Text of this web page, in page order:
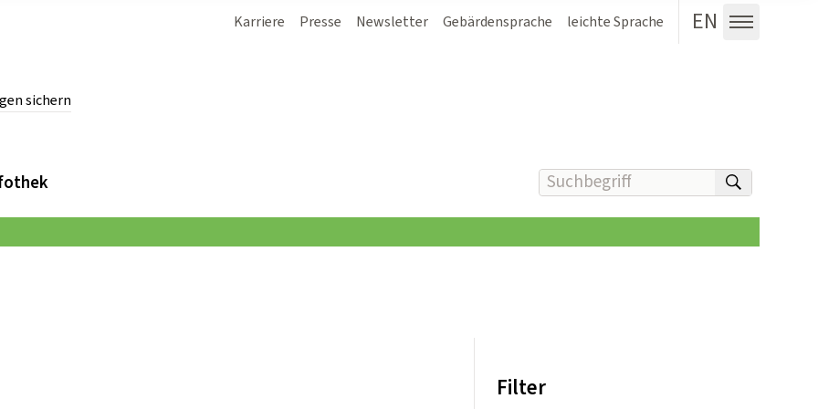
sichern
Karriere Presse Newsletter Gebärdensprache leichte Sprache EN
Menü
Suchbegriff(e) eingeben
Filter